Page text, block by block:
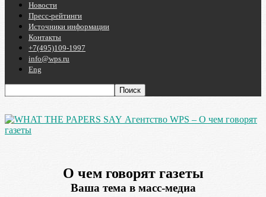
Новости
Пресс-рейтинги
Источники информации
Контакты
+7(495)109-1997
info@wps.ru
Eng
Агентство WPS – О чем говорят
газеты
О чем говорят газеты
Ваша тема в масс-медиа